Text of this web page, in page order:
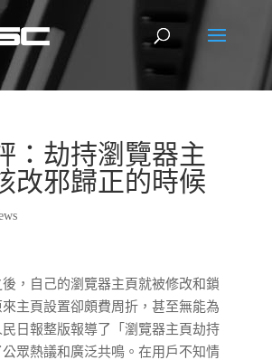
：劫持瀏覽器主
改邪歸正的時候
，自己的瀏覽器主頁就被修改和鎖
主頁設置卻頗費周折，甚至無能為
日報整版報導了「瀏覽器主頁劫持
眾熱議和廣泛共鳴。在用戶不知情